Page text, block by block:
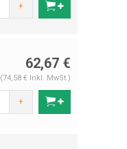
+
62,67 €
(74,58 € Inkl. MwSt.)
+